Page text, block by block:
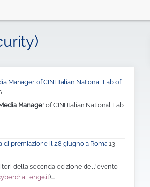
Manager of CINI Italian National Lab of
Manager of CINI Italian National Lab
di premiazione il 28 giugno a Roma 13-
della seconda edizione dell'evento
)....